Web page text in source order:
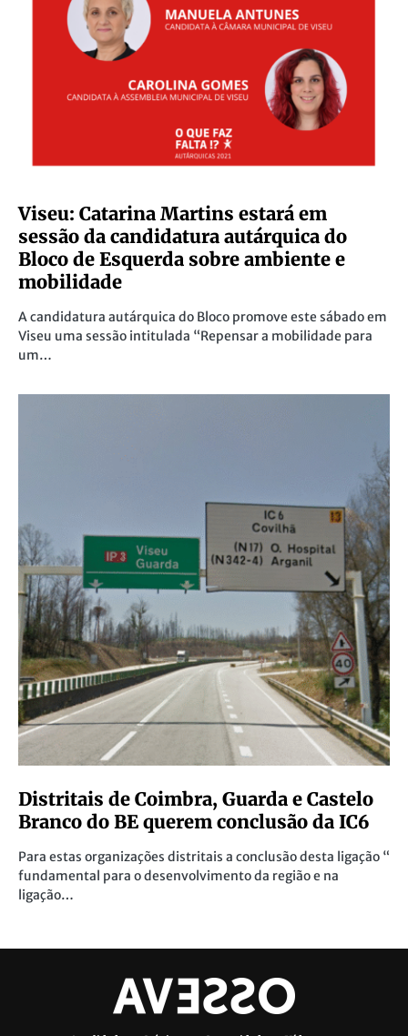
Viseu: Catarina Martins estará em
sessão da candidatura autárquica do
Bloco de Esquerda sobre ambiente e
mobilidade
A candidatura autárquica do Bloco promove este sábado em
Viseu uma sessão intitulada “Repensar a mobilidade para
um…
Distritais de Coimbra, Guarda e Castelo
Branco do BE querem conclusão da IC6
Para estas organizações distritais a conclusão desta ligação “
fundamental para o desenvolvimento da região e na
ligação…